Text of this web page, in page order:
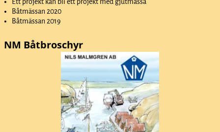
Båtmässan 2020
Båtmässan 2019
NM Båtbroschyr